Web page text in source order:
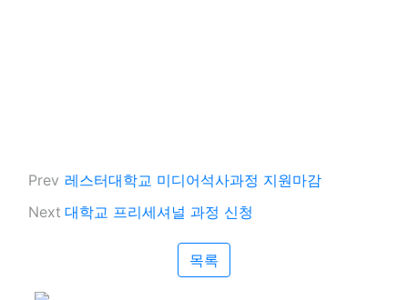
Prev 레스터대학교 미디어석사과정 지원마감
Next 대학교 프리세셔널 과정 신청
목록